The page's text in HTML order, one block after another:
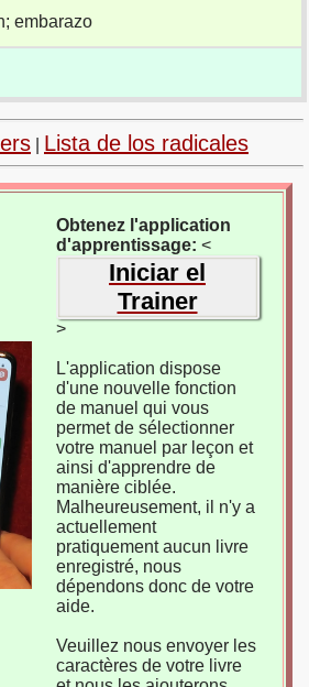
embarazo
Lista de los radicales
Obtenez l'application
d'apprentissage: <
Iniciar el
Trainer
>
L'application dispose
d'une nouvelle fonction
de manuel qui vous
permet de sélectionner
votre manuel par leçon et
ainsi d'apprendre de
manière ciblée.
Malheureusement, il n'y a
actuellement
pratiquement aucun livre
enregistré, nous
dépendons donc de votre
aide.
Veuillez nous envoyer les
caractères de votre livre